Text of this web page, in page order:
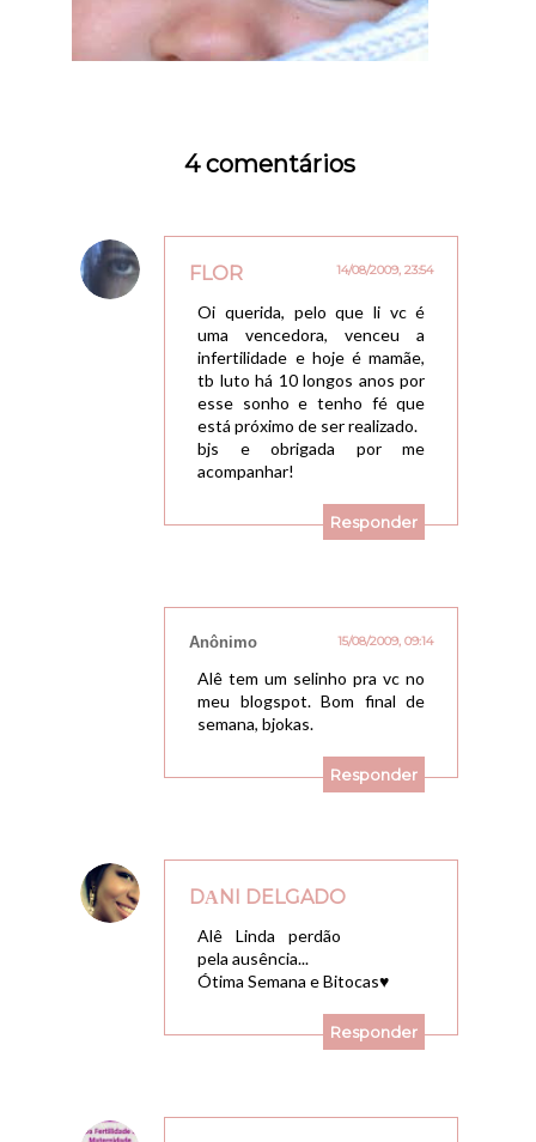
4 comentários
FLOR 14/08/2009, 23:54
Oi querida, pelo que li vc é
uma vencedora, venceu a
infertilidade e hoje é mamãe,
tb luto há 10 longos anos por
esse sonho e tenho fé que
está próximo de ser realizado.
bjs e obrigada por me
acompanhar!
Responder
Anônimo 15/08/2009, 09:14
Alê tem um selinho pra vc no
meu blogspot. Bom final de
semana, bjokas.
Responder
DΑNI DELGADO
Alê Linda perdão
pela ausência...
Ótima Semana e Bitocas♥
Responder